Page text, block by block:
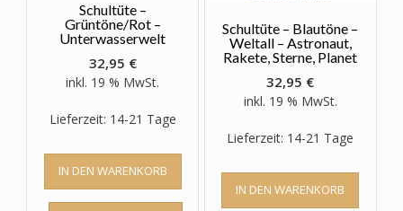
Schultüte –
Grüntöne/Rot –
Unterwasserwelt
32,95 €
inkl. 19 % MwSt.
Lieferzeit: 14-21 Tage
IN DEN WARENKORB
Schultüte – Blautöne –
Weltall – Astronaut,
Rakete, Sterne, Planet
32,95 €
inkl. 19 % MwSt.
Lieferzeit: 14-21 Tage
IN DEN WARENKORB